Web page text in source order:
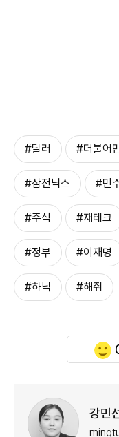
#달러 #더불어
#삼전닉스 #민
#주식 #재테크
#정부 #이재명
#하닉 #해줘
강민